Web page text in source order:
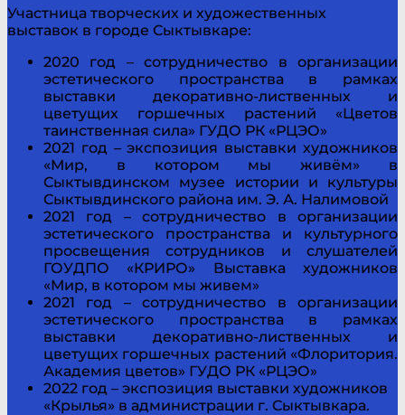
Участница творческих и художественных
выставок в городе Сыктывкаре:
2020 год – сотрудничество в организации
эстетического пространства в рамках
выставки декоративно-лиственных и
цветущих горшечных растений «Цветов
таинственная сила» ГУДО РК «РЦЭО»
2021 год – экспозиция выставки художников
«Мир, в котором мы живём» в
Сыктывдинском музее истории и культуры
Сыктывдинского района им. Э. А. Налимовой
2021 год – сотрудничество в организации
эстетического пространства и культурного
просвещения сотрудников и слушателей
ГОУДПО «КРИРО» Выставка художников
«Мир, в котором мы живем»
2021 год – сотрудничество в организации
эстетического пространства в рамках
выставки декоративно-лиственных и
цветущих горшечных растений «Флоритория.
Академия цветов» ГУДО РК «РЦЭО»
2022 год – экспозиция выставки художников
«Крылья» в администрации г. Сыктывкара.